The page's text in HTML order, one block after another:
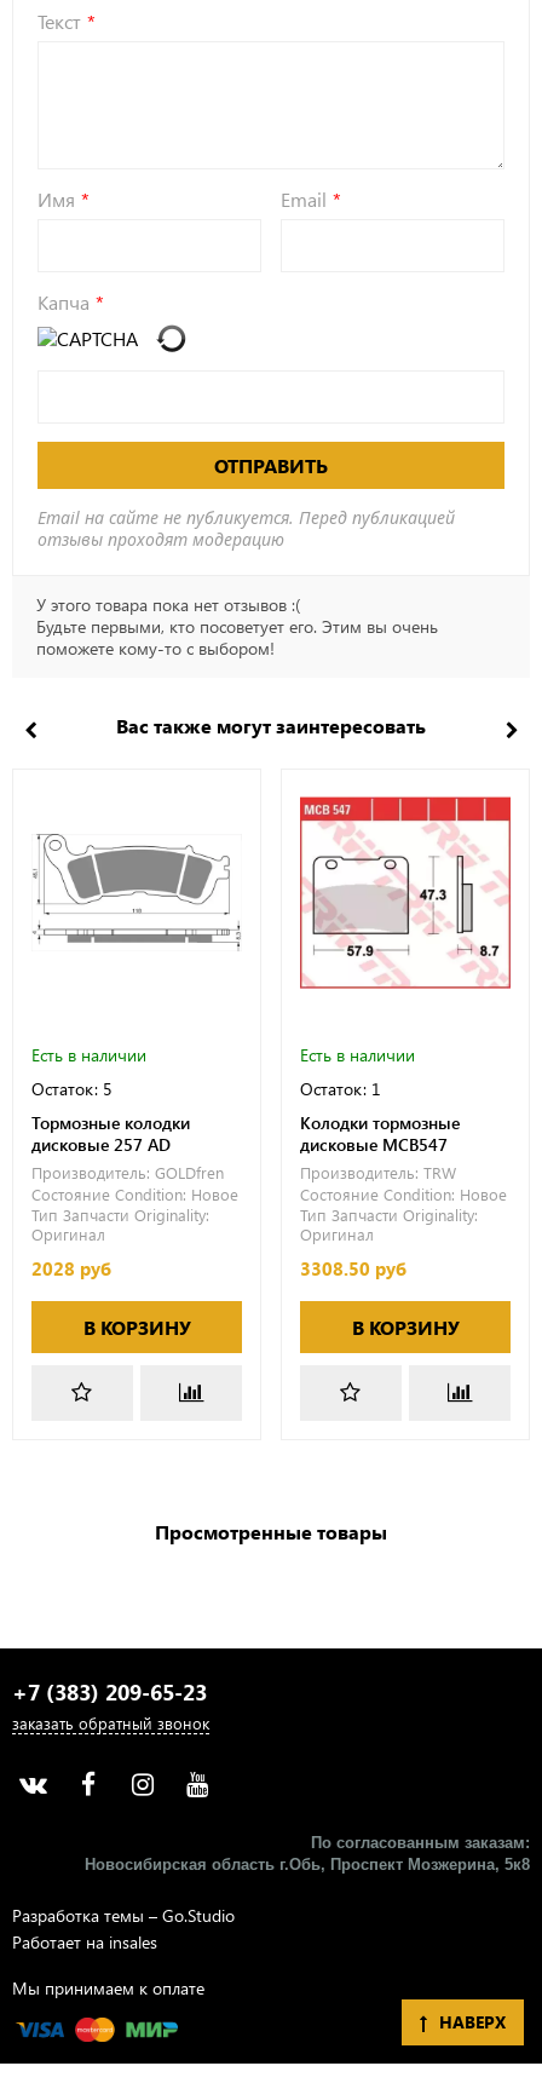
Текст
Имя Email
Капча
ОТПРАВИТЬ
Email на сайте не публикуется. Перед публикацией
отзывы проходят модерацию
У этого товара пока нет отзывов :(
Будьте первыми, кто посоветует его. Этим вы очень
поможете кому-то с выбором!
Вас также могут заинтересовать
Есть в наличии
Остаток: 5
Тормозные колодки
дисковые 257 AD
Производитель: GOLDfren
Состояние Condition: Новое
Тип Запчасти Originality:
Оригинал
2028 руб
В КОРЗИНУ
Есть в наличии
Остаток: 1
Колодки тормозные
дисковые MCB547
Производитель: TRW
Состояние Condition: Новое
Тип Запчасти Originality:
Оригинал
3308.50 руб
В КОРЗИНУ
Просмотренные товары
+7 (383) 209-65-23
заказать обратный звонок
По согласованным заказам:
Новосибирская область г.Обь, Проспект Мозжерина, 5к8​
Разработка темы – Go.Studio
Работает на insales
Мы принимаем к оплате
НАВЕРХ